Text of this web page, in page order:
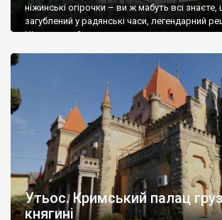
ніжинські огірочки – ви ж мабуть всі знаєте,
загублений у радянські часи, легендарний
Ніжин греки?
Утьос. Кримський палац
княгині